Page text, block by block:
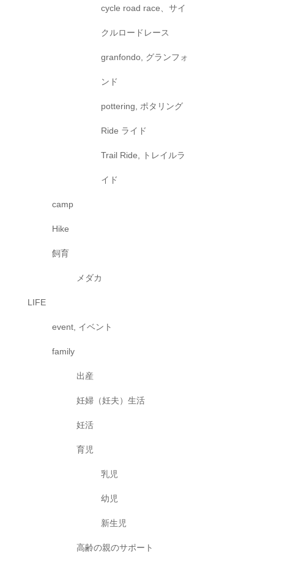
cycle road race、サイ
クルロードレース
granfondo, グランフォ
ンド
pottering, ポタリング
Ride ライド
Trail Ride, トレイルラ
イド
camp
Hike
飼育
メダカ
LIFE
event, イベント
family
出産
妊婦（妊夫）生活
妊活
育児
乳児
幼児
新生児
高齢の親のサポート